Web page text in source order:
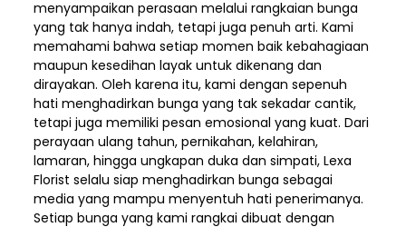
menyampaikan perasaan melalui rangkaian bunga
yang tak hanya indah, tetapi juga penuh arti. Kami
memahami bahwa setiap momen baik kebahagiaan
maupun kesedihan layak untuk dikenang dan
dirayakan. Oleh karena itu, kami dengan sepenuh
hati menghadirkan bunga yang tak sekadar cantik,
tetapi juga memiliki pesan emosional yang kuat. Dari
perayaan ulang tahun, pernikahan, kelahiran,
lamaran, hingga ungkapan duka dan simpati, Lexa
Florist selalu siap menghadirkan bunga sebagai
media yang mampu menyentuh hati penerimanya.
Setiap bunga yang kami rangkai dibuat dengan